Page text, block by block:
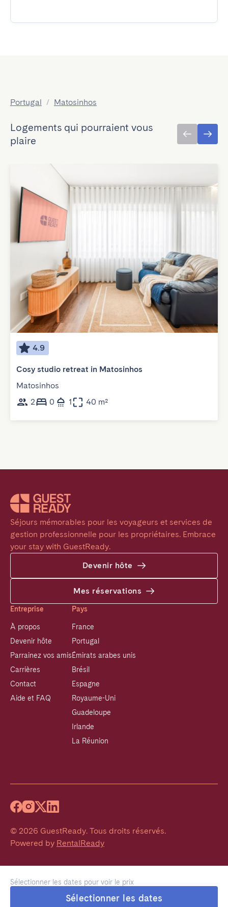
Sélectionner les dates pour voir le prix
Sélectionner les dates
Portugal / Matosinhos
Logements qui pourraient vous
plaire
4.9
Cosy studio retreat in Matosinhos
Matosinhos
2
0 1 40 m²
Séjours mémorables pour les voyageurs et services de
gestion professionnelle pour les propriétaires. Embrace
your stay with GuestReady.
Devenir hôte
Mes réservations
Entreprise
À propos
Devenir hôte
Parrainez vos amis
Carrières
Contact
Aide et FAQ
Pays
France
Portugal
Émirats arabes unis
Brésil
Espagne
Royaume-Uni
Guadeloupe
Irlande
La Réunion
© 2026 GuestReady. Tous droits réservés.
Powered by RentalReady